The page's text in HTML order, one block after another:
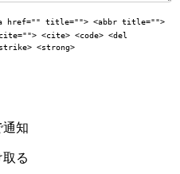
href="" title=""> <abbr title="">
<cite> <code> <del
<strong>
通知
る